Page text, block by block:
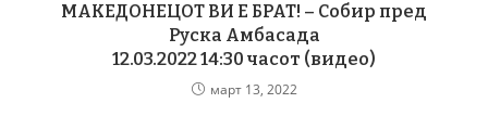
МАКЕДОНЕЦОТ ВИ Е БРАТ! – Собир пред
Руска Амбасада
12.03.2022 14:30 часот (видео)
март 13, 2022